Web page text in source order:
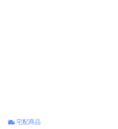
宅配商品